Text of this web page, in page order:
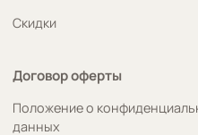
Скидки
Договор оферты
Положение о
данных